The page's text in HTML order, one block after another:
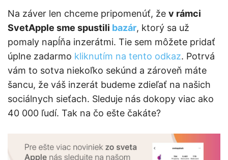
Na záver len chceme pripomenúť, že v rámci
SvetApple sme spustili bazár, ktorý sa už
pomaly napĺňa inzerátmi. Tie sem môžete pridať
úplne zadarmo kliknutím na tento odkaz. Potrvá
vám to sotva niekoľko sekúnd a zároveň máte
šancu, že váš inzerát budeme zdieľať na našich
sociálnych sieťach. Sleduje nás dokopy viac ako
40 000 ľudí. Tak na čo ešte čakáte?